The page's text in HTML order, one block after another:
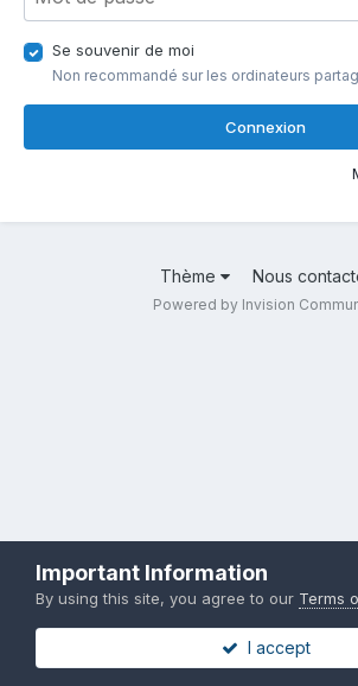
Se souvenir de moi
Non recommandé sur les ordinateurs
Connexion
Thème Nous
Powered by Invision
Important Information
By using this site, you agree to our Terms
I accept